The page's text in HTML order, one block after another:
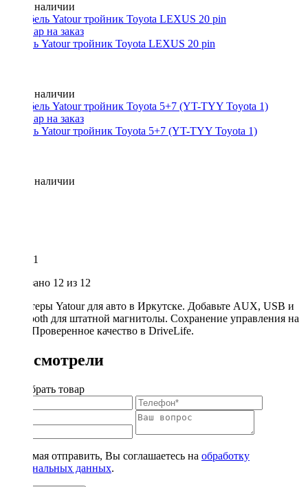
Нет в наличии
Кабель Yatour тройник Toyota LEXUS 20 pin
Нет в наличии
Кабель Yatour тройник Toyota 5+7 (YT-TYY Toyota 1)
Нет в наличии
1
Показано 12 из 12
Адаптеры Yatour для авто в Иркутске. Добавьте AUX, USB и
Bluetooth для штатной магнитолы. Сохранение управления на
руле. Проверенное качество в DriveLife.
Вы смотрели
Подобрать товар
Нажимая отправить, Вы соглашаетесь на обработку
персональных данных.